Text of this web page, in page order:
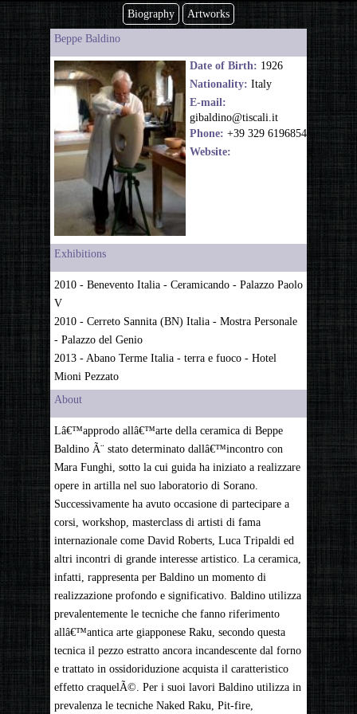
Biography Artworks
Beppe Baldino
Date of Birth: 1926
Nationality: Italy
E-mail:
gibaldino@tiscali.it
Phone: +39 329 6196854
Website:
Exhibitions
2010 - Benevento Italia - Ceramicando - Palazzo Paolo
V
2010 - Cerreto Sannita (BN) Italia - Mostra Personale
- Palazzo del Genio
2013 - Abano Terme Italia - terra e fuoco - Hotel
Mioni Pezzato
About
Lâ€™approdo allâ€™arte della ceramica di Beppe
Baldino Ã¨ stato determinato dallâ€™incontro con
Mara Funghi, sotto la cui guida ha iniziato a realizzare
opere in artilla nel suo laboratorio di Sorano.
Successivamente ha avuto occasione di partecipare a
corsi, workshop, masterclass di artisti di fama
internazionale come David Roberts, Luca Tripaldi ed
altri incontri di grande interesse artistico. La ceramica,
infatti, rappresenta per Baldino un momento di
realizzazione profondo e significativo. Baldino utilizza
prevalentemente le tecniche che fanno riferimento
allâ€™antica arte giapponese Raku, secondo questa
tecnica il pezzo estratto ancora incandescente dal forno
e trattato in ossidoriduzione acquista il caratteristico
effetto craquelÃ©. Per i suoi lavori Baldino utilizza in
prevalenza le tecniche Naked Raku, Pit-fire,